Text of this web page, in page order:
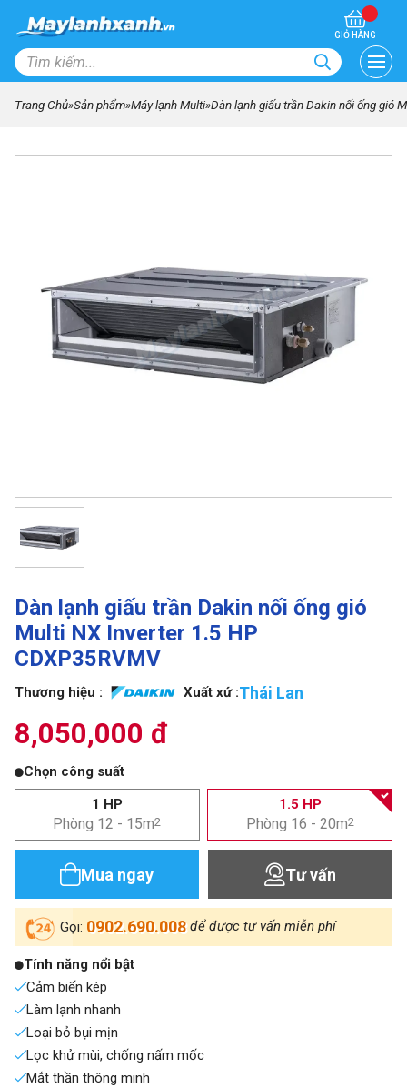
GIỎ HÀNG
Trang Chủ»Sản phẩm»Máy lạnh Multi»Dàn lạnh giấu trần Dakin nối ống gió
Dàn lạnh giấu trần Dakin nối ống gió
Multi NX Inverter 1.5 HP
CDXP35RVMV
Thương hiệu : Xuất xứ :Thái Lan
8,050,000 đ
Chọn công suất
1 HP
Phòng 12 - 15m2
1.5 HP
Phòng 16 - 20m2
Mua ngay Tư vấn
Gọi: 0902.690.008 để được tư vấn miễn phí
Tính năng nổi bật
Cảm biến kép
Làm lạnh nhanh
Loại bỏ bụi mịn
Lọc khử mùi, chống nấm mốc
Mắt thần thông minh